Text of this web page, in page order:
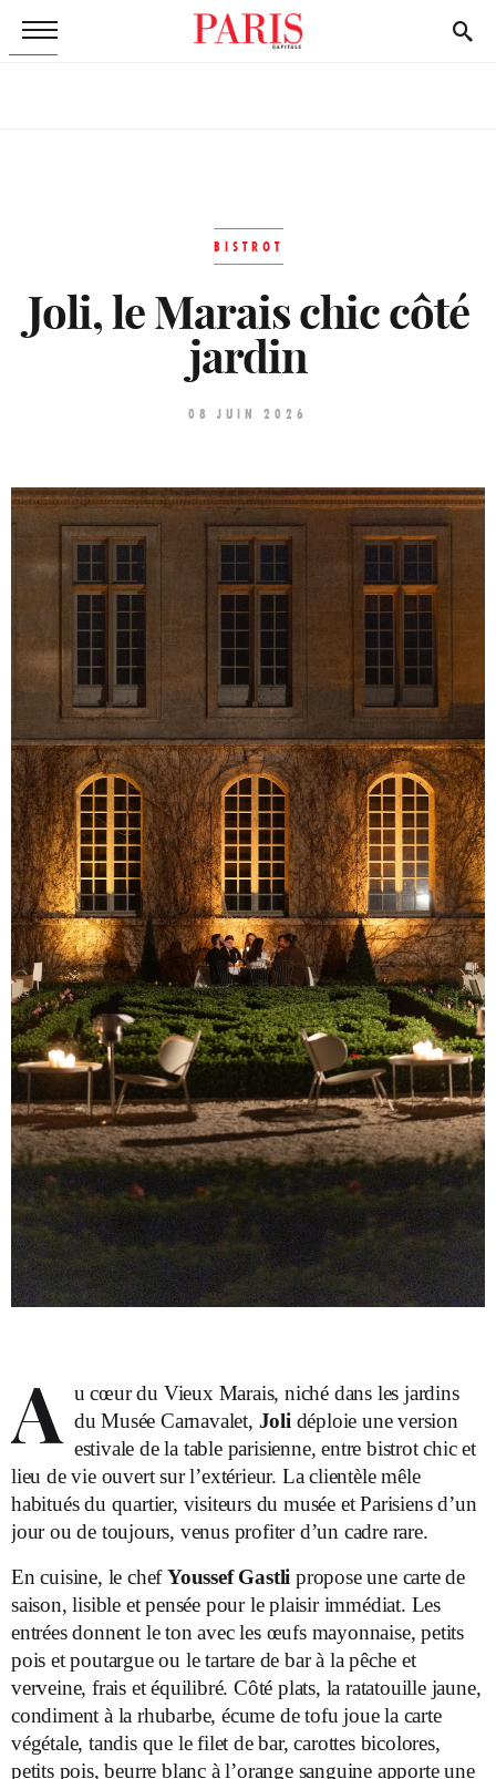
BISTROT
Joli, le Marais chic côté
jardin
08 JUIN 2026
A u cœur du Vieux Marais, niché dans les jardins
du Musée Carnavalet, Joli déploie une version
estivale de la table parisienne, entre bistrot chic et
lieu de vie ouvert sur l’extérieur. La clientèle mêle
habitués du quartier, visiteurs du musée et Parisiens d’un
jour ou de toujours, venus profiter d’un cadre rare.
En cuisine, le chefYoussef Gastli propose une carte de
saison, lisible et pensée pour le plaisir immédiat. Les
entrées donnent le ton avec les œufs mayonnaise, petits
pois et poutargue ou le tartare de bar à la pêche et
verveine, frais et équilibré. Côté plats, la ratatouille jaune,
condiment à la rhubarbe, écume de tofu joue la carte
végétale, tandis que le filet de bar, carottes bicolores,
petits pois, beurre blanc à l’orange sanguine apporte une